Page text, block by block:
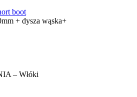
+ dysza wąska+
– Włóki